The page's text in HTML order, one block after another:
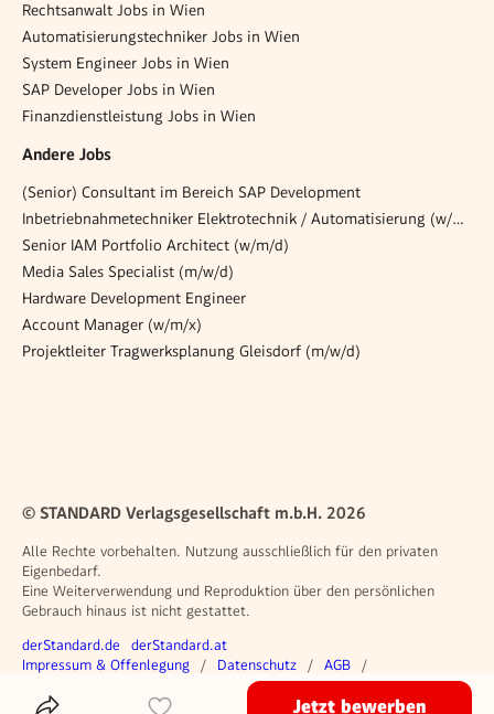
Rechtsanwalt Jobs in Wien
Automatisierungstechniker Jobs in Wien
System Engineer Jobs in Wien
SAP Developer Jobs in Wien
Finanzdienstleistung Jobs in Wien
Andere Jobs
(Senior) Consultant im Bereich SAP Development
Inbetriebnahmetechniker Elektrotechnik / Automatisierung (w/m/d)
Senior IAM Portfolio Architect (w/m/d)
Media Sales Specialist (m/w/d)
Hardware Development Engineer
Account Manager (w/m/x)
Projektleiter Tragwerksplanung Gleisdorf (m/w/d)
Jetzt bewerben
© STANDARD Verlagsgesellschaft m.b.H. 2026
Alle Rechte vorbehalten. Nutzung ausschließlich für den privaten
Eigenbedarf.
Eine Weiterverwendung und Reproduktion über den persönlichen
Gebrauch hinaus ist nicht gestattet.
Weitere Angebote
derStandard.de derStandard.at
Rechtliches
Impressum & Offenlegung Datenschutz
AGB